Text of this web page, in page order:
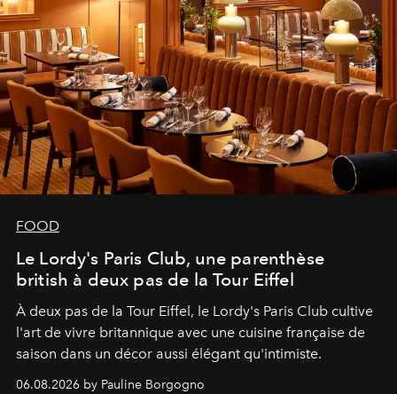
FOOD
Le Lordy's Paris Club, une parenthèse
british à deux pas de la Tour Eiffel
À deux pas de la Tour Eiffel, le Lordy's Paris Club cultive
l'art de vivre britannique avec une cuisine française de
saison dans un décor aussi élégant qu'intimiste.
06.08.2026 by Pauline Borgogno